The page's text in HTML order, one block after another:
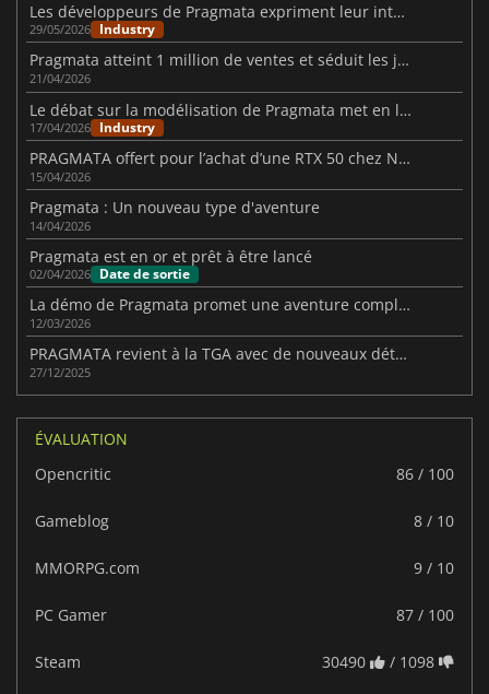
Les développeurs de Pragmata expriment leur intérêt pour la création d'une suite
29/05/2026 Industry
Pragmata atteint 1 million de ventes et séduit les joueurs
21/04/2026
Le débat sur la modélisation de Pragmata met en lumière des problèmes éthiques
17/04/2026 Industry
PRAGMATA offert pour l’achat d’une RTX 50 chez NVIDIA
15/04/2026
Pragmata : Un nouveau type d'aventure
14/04/2026
Pragmata est en or et prêt à être lancé
02/04/2026 Date de sortie
La démo de Pragmata promet une aventure complète prometteuse
12/03/2026
PRAGMATA revient à la TGA avec de nouveaux détails et une nouvelle direction
27/12/2025
ÉVALUATION
Opencritic
86 / 100
Gameblog 8 / 10
MMORPG.com 9 / 10
PC Gamer 87 / 100
Steam 30490 / 1098